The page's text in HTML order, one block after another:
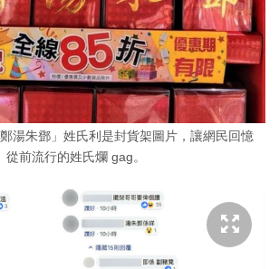
湯朱鄧」姓氏利是封貨架圖片，讓網民回憶
從前流行的姓氏爛 gag。